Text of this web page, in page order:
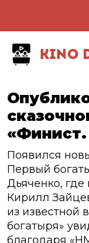
KINO
Появился
Первый
Дьяченко,
Кирилл
из известной
богатыря»
благодаря